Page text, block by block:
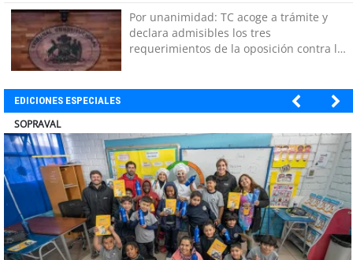
Por unanimidad: TC acoge a trámite y
declara admisibles los tres
requerimientos de la oposición contra la
EDICIONES ESPECIALES
ULTRAPORT